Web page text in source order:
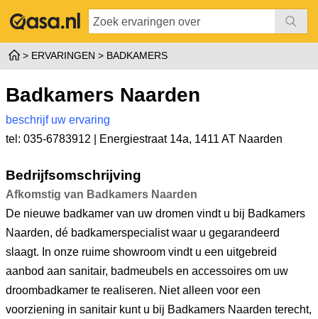
ERVARINGEN BADKAMERS
Badkamers Naarden
beschrijf uw ervaring
tel: 035-6783912 |
Energiestraat 14a, 1411 AT Naarden
Bedrijfsomschrijving
Afkomstig van Badkamers Naarden
De nieuwe badkamer van uw dromen vindt u bij Badkamers
Naarden, dé badkamerspecialist waar u gegarandeerd
slaagt. In onze ruime showroom vindt u een uitgebreid
aanbod aan sanitair, badmeubels en accessoires om uw
droombadkamer te realiseren. Niet alleen voor een
voorziening in sanitair kunt u bij Badkamers Naarden terecht,